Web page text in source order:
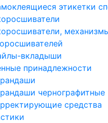
этикетки
вкладыши
принадлежности
чернографитные
средства